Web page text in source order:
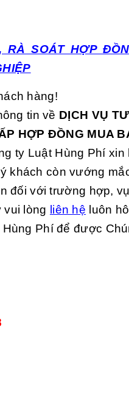
RÀ SOÁT HỢP
hàng!
tin về DỊCH VỤ
HỢP ĐỒNG MUA
ty Luật Hùng Phí
khách còn vướng
đối với trường hợp,
vui lòng liên hệ luôn
Phí để được